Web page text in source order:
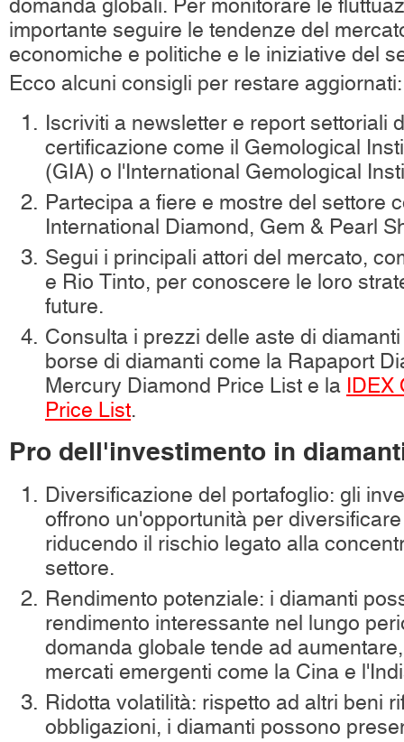
domanda globali. Per monitorare le
importante seguire le tendenze del
economiche e politiche e le iniziative del
Ecco alcuni consigli per restare aggiornati:
Iscriviti a newsletter e report settoriali
certificazione come il Gemological
(GIA) o l'International Gemological
Partecipa a fiere e mostre del settore
International Diamond, Gem & Pearl
Segui i principali attori del mercato,
e Rio Tinto, per conoscere le loro
future.
Consulta i prezzi delle aste di
borse di diamanti come la Rapaport
Mercury Diamond Price List e la
Price List.
Pro dell'investimento in
Diversificazione del portafoglio: gli
offrono un'opportunità per
riducendo il rischio legato alla
settore.
Rendimento potenziale: i diamanti
rendimento interessante nel lungo
domanda globale tende ad
mercati emergenti come la Cina e
Ridotta volatilità: rispetto ad altri beni
obbligazioni, i diamanti possono